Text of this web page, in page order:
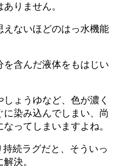
りません。
ないほどのはっ水機能
を含んだ液体をもはじい
ょうゆなど、色が濃く
染み込んでしまい、尚
ってしまいますよね。
続ラグだと、そういっ
決。